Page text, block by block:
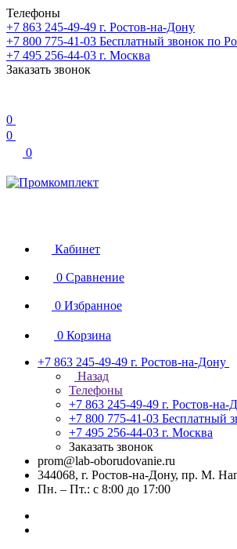
Телефоны
+7 863 245-49-49 г. Ростов-на-Дону
+7 800 775-41-03 Бесплатный звонок по
+7 495 256-44-03 г. Москва
Заказать звонок
0
0
0
Кабинет
0 Сравнение
0 Избранное
0 Корзина
+7 863 245-49-49 г. Ростов-на-Дону
Назад
Телефоны
+7 863 245-49-49 г. Ростов-на-
+7 800 775-41-03 Бесплатный
+7 495 256-44-03 г. Москва
Заказать звонок
prom@lab-oborudovanie.ru
344068, г. Ростов-на-Дону, пр. М.
Пн. – Пт.: с 8:00 до 17:00